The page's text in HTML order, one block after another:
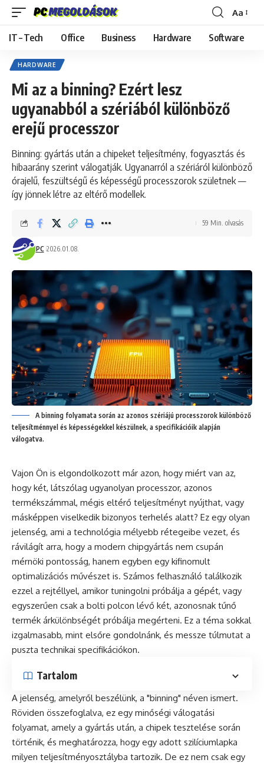
Font
Resizer
Aa
IT – Tech Office Business Hardware Software
HARDWARE
Mi az a binning? Ezért lesz
ugyanabból a szériából különböző
erejű processzor
Binning: gyártás után a chipeket teljesítmény, fogyasztás és
hibaarány szerint válogatják. Ugyanarról a szériáról különböző
órajelű, feszültségű és képességű processzorok születnek —
így jönnek létre az eltérő modellek.
PC 2026.01.08.
59 Min. olvasás
A binning folyamata során az azonos szériájú processzorok különböző
teljesítménnyel és képességekkel készülnek, a specifikációik alapján
válogatva.
Vajon Ön is elgondolkozott már azon, hogy miért van az,
hogy két, látszólag ugyanolyan processzor, azonos
termékszámmal, mégis eltérő teljesítményt nyújthat, vagy
másképpen viselkedik bizonyos terhelés alatt? Ez egy olyan
jelenség, ami a technológia mélyebb rétegeibe vezet, és
rávilágít arra, hogy a modern chipgyártás nem csupán
mérnöki pontosság, hanem egyben egy kifinomult
optimalizációs művészet is. Számos felhasználó találkozik
ezzel a rejtéllyel, amikor tuningolni próbálja a gépét, vagy
egyszerűen csak a bolti polcon lévő két, azonosnak tűnő
termék árkülönbségét próbálja megérteni. Ez a téma sokkal
izgalmasabb, mint elsőre gondolnánk, és messze túlmutat a
puszta technikai specifikációkon.
Tartalom
A jelenség, amelyről beszélünk, a "binning" néven ismert.
Röviden összefoglalva, ez egy minőségi válogatási
folyamat, amely a gyártás után, a chipek tesztelése során
történik, és meghatározza, hogy egy adott szilíciumlapka
milyen teljesítményosztályba tartozik. De ez nem csak egy